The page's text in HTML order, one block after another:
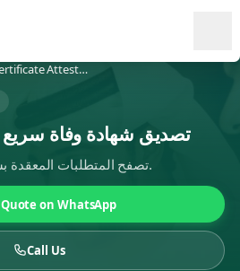
Death Certificate Attestation
تصديق شهادة وفاة سريع
تصفح المتطلبات المعقدة بسهولة مع مساعدتنا الخبراء.
on WhatsApp
Call Us